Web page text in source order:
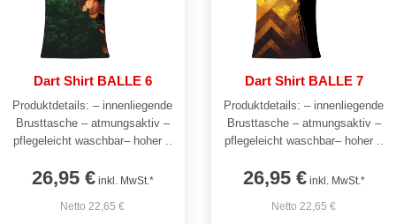
Dart Shirt BALLE 6
Produktdetails: – innenliegende
Brusttasche – atmungsaktiv –
pflegeleicht waschbar– hoher ..
26,95 €inkl. MwSt.*
Netto 22,65 €
Dart Shirt BALLE 7
Produktdetails: – innenliegende
Brusttasche – atmungsaktiv –
pflegeleicht waschbar– hoher ..
26,95 €inkl. MwSt.*
Netto 22,65 €